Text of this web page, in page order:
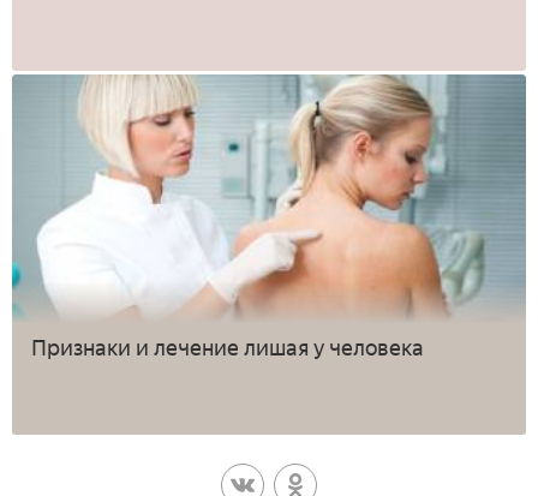
Признаки и лечение лишая у человека